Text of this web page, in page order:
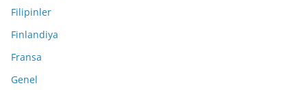
Filipinler
Finlandiya
Fransa
Genel